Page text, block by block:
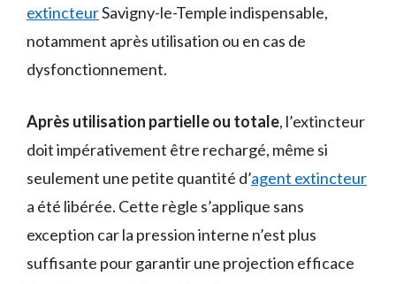
extincteurSavigny-le-Temple indispensable,
notamment après utilisation ou en cas de
dysfonctionnement.
Après utilisation partielle ou totale, l’extincteur
doit impérativement être rechargé, même si
seulement une petite quantité d’agent extincteur
a été libérée. Cette règle s’applique sans
exception car la pression interne n’est plus
suffisante pour garantir une projection efficace